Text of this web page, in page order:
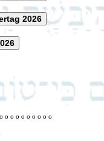
2026
o o o o o o o o o o